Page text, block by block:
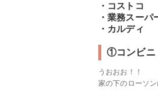
・コストコ
・業務スーパ
・カルディ
①コンビニ
うおおお！！
家の下のローソ